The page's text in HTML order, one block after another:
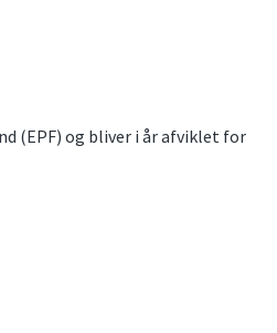
(EPF) og bliver i år afviklet for